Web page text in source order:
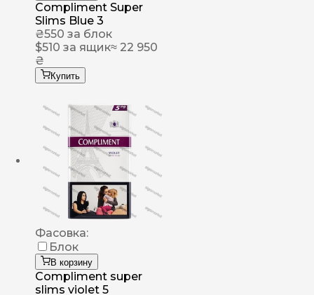
Compliment Super
Slims Blue 3
₴550 за блок
$510 за ящик≈ 22 950
₴
Купить
Фасовка:
Блок
В корзину
Compliment super
slims violet 5